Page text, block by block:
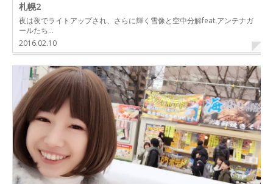
札幌2
夜は夜でライトアップされ、さらに輝く雪像と空中分解feat.アンテナガ
ールたち…
2016.02.10